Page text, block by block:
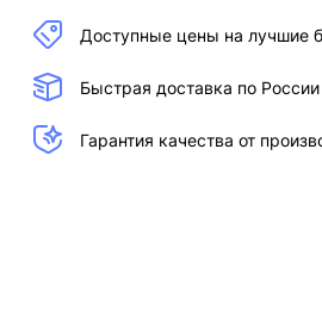
Доступные цены на лучшие
Быстрая доставка по
Гарантия качества от